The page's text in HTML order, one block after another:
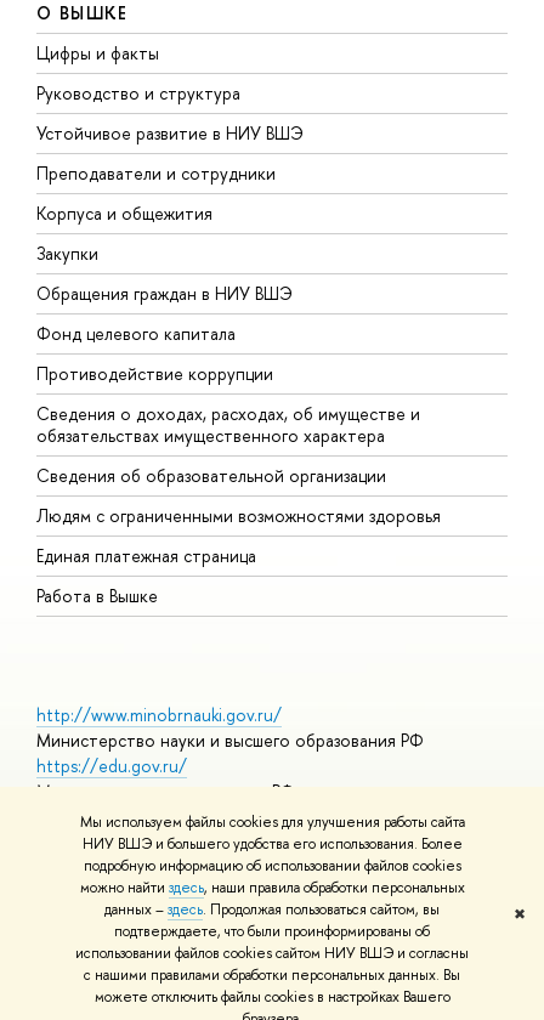
Мы используем файлы cookies для улучшения работы сайта
НИУ ВШЭ и большего удобства его использования. Более
подробную информацию об использовании файлов cookies
можно найти здесь, наши правила обработки персональных
данных –здесь. Продолжая пользоваться сайтом, вы
подтверждаете, что были проинформированы об
использовании файлов cookies сайтом НИУ ВШЭ и согласны
с нашими правилами обработки персональных данных. Вы
можете отключить файлы cookies в настройках Вашего
✖
О ВЫШКЕ
Цифры и факты
Руководство и структура
Устойчивое развитие в НИУ ВШЭ
Преподаватели и сотрудники
Корпуса и общежития
Закупки
Обращения граждан в НИУ ВШЭ
Фонд целевого капитала
Противодействие коррупции
Сведения о доходах, расходах, об имуществе и
обязательствах имущественного характера
Сведения об образовательной организации
Людям с ограниченными возможностями здоровья
Единая платежная страница
Работа в Вышке
http://www.minobrnauki.gov.ru/
Министерство науки и высшего образования РФ
https://edu.gov.ru/
Министерство просвещения РФ
https://elearning.hse.ru/mooc
Массовые открытые онлайн-курсы
© НИУ ВШЭ 1993–2026 Адреса и контактыУсловия
использования материалов Политика конфиденциальности
Шрифты HSE Sans и HSE Slab разработаны вШколе дизайна НИУ